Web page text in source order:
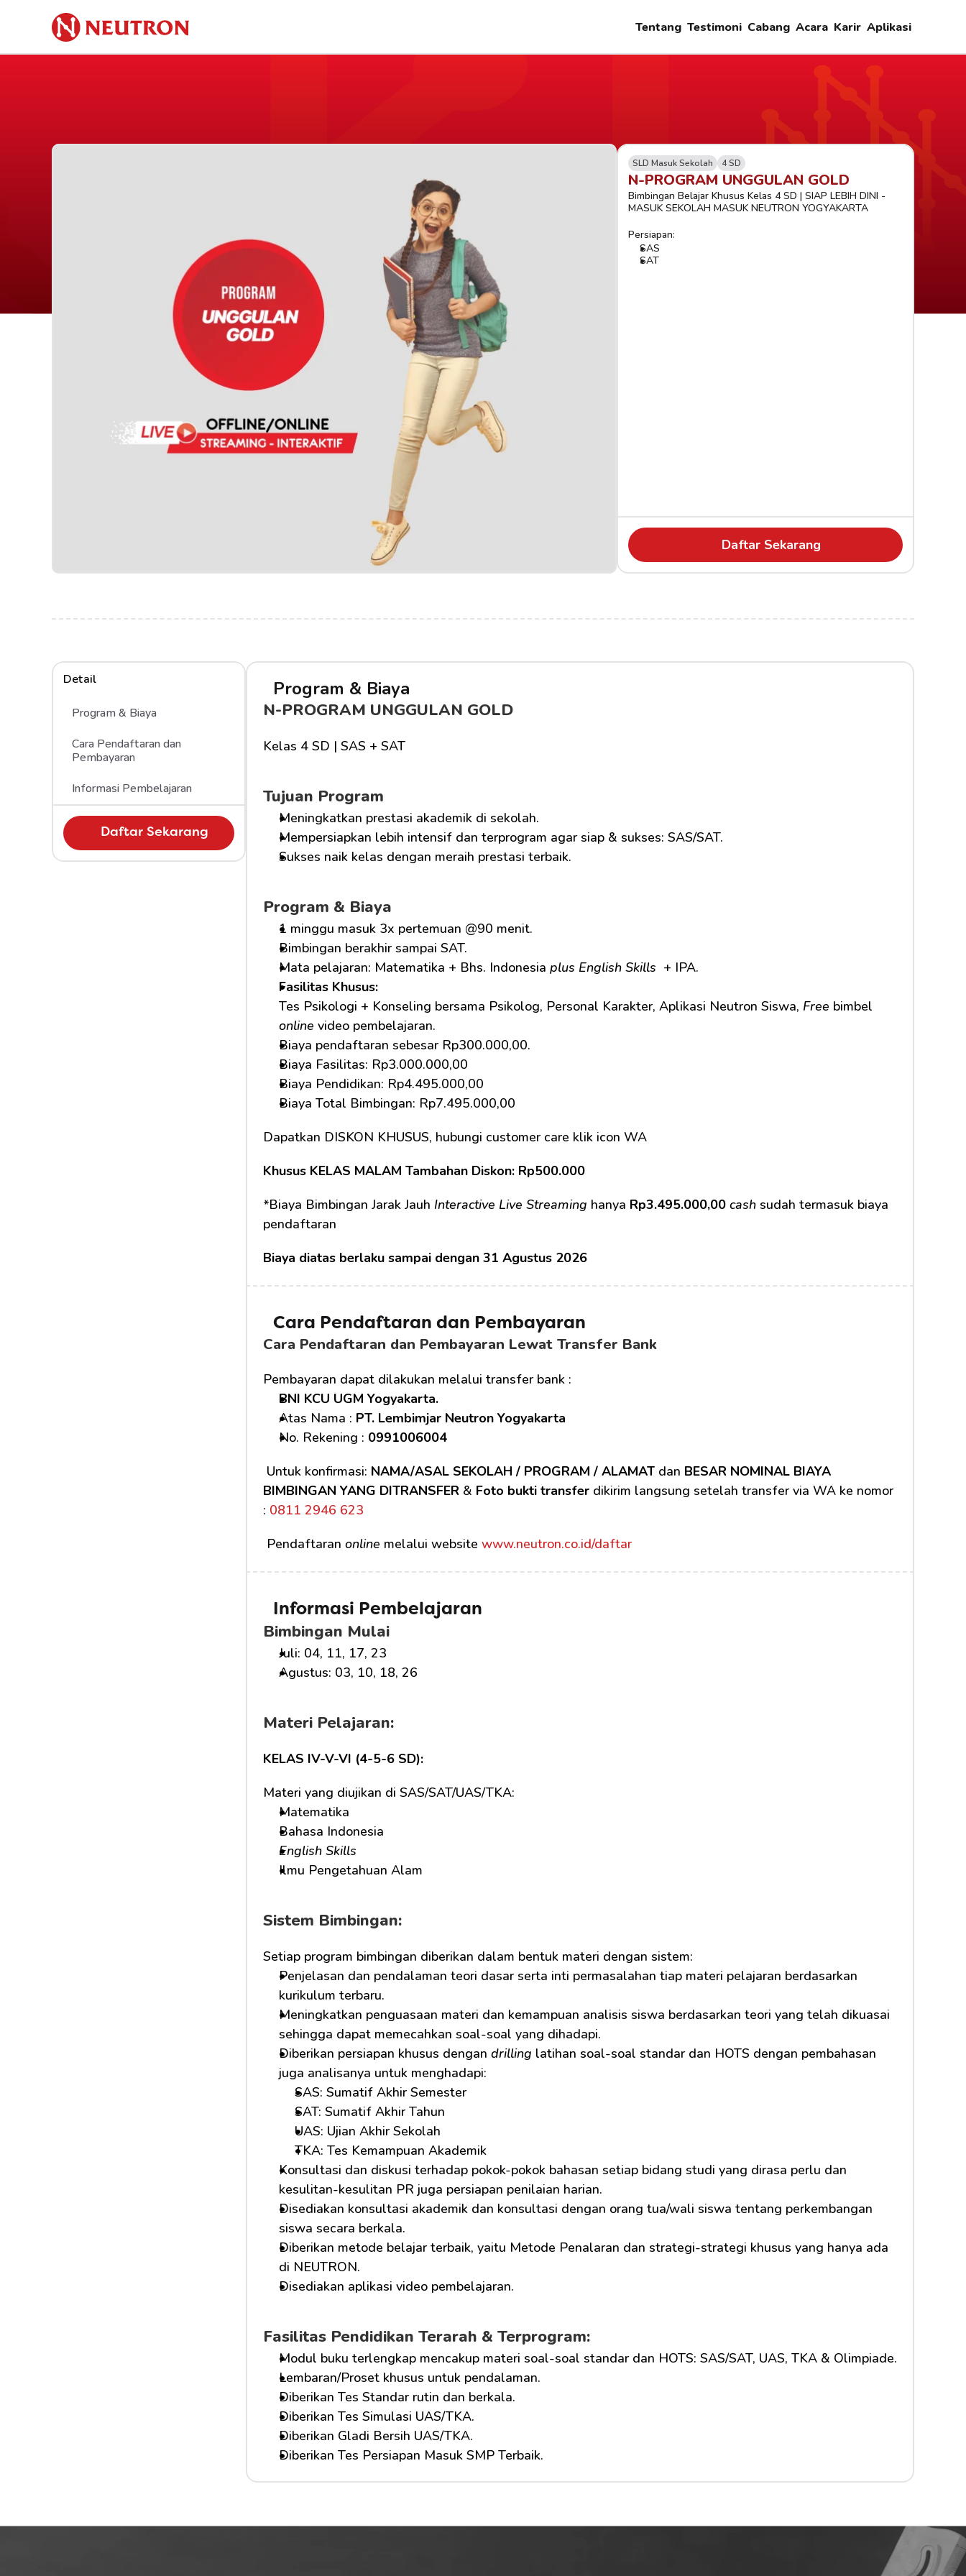
Tentang Testimoni Cabang Acara Karir Aplikasi
SLD Masuk Sekolah 4 SD
N-PROGRAM UNGGULAN GOLD
Bimbingan Belajar Khusus Kelas 4 SD | SIAP LEBIH DINI -
MASUK SEKOLAH MASUK NEUTRON YOGYAKARTA
Persiapan:
SAS
SAT
Daftar Sekarang
Detail
Program & Biaya
Cara Pendaftaran dan
Pembayaran
Informasi Pembelajaran
Daftar Sekarang
Program & Biaya
N-PROGRAM UNGGULAN GOLD
Kelas 4 SD | SAS + SAT
Tujuan Program
Meningkatkan prestasi akademik di sekolah.
Mempersiapkan lebih intensif dan terprogram agar siap & sukses: SAS/SAT.
Sukses naik kelas dengan meraih prestasi terbaik.
Program & Biaya
1 minggu masuk 3x pertemuan @90 menit.
Bimbingan berakhir sampai SAT.
Mata pelajaran: Matematika + Bhs. Indonesia plus English Skills + IPA.
Fasilitas Khusus:
Tes Psikologi + Konseling bersama Psikolog, Personal Karakter, Aplikasi Neutron Siswa, Free
online video pembelajaran.
Biaya pendaftaran sebesar Rp300.000,00.
Biaya Fasilitas: Rp3.000.000,00
Biaya Pendidikan: Rp4.495.000,00
Biaya Total Bimbingan: Rp7.495.000,00
Dapatkan DISKON KHUSUS, hubungi customer care klik icon WA
Khusus KELAS MALAM Tambahan Diskon: Rp500.000
*Biaya Bimbingan Jarak Jauh Interactive Live Streaming hanya Rp3.495.000,00 cash sudah termasuk biaya
pendaftaran
Biaya diatas berlaku sampai dengan 31 Agustus 2026
Cara Pendaftaran dan Pembayaran
Cara Pendaftaran dan Pembayaran Lewat Transfer Bank
Pembayaran dapat dilakukan melalui transfer bank :
BNI KCU UGM Yogyakarta.
Atas Nama : PT. Lembimjar Neutron Yogyakarta
No. Rekening : 0991006004
Untuk konfirmasi: NAMA/ASAL SEKOLAH / PROGRAM / ALAMAT dan BESAR NOMINAL BIAYA
BIMBINGAN YANG DITRANSFER & Foto bukti transfer dikirim langsung setelah transfer via WA ke nomor
: 0811 2946 623
Pendaftaran online melalui website www.neutron.co.id/daftar
Informasi Pembelajaran
Bimbingan Mulai
Juli: 04, 11, 17, 23
Agustus: 03, 10, 18, 26
Materi Pelajaran:
KELAS IV-V-VI (4-5-6 SD):
Materi yang diujikan di SAS/SAT/UAS/TKA:
Matematika
Bahasa Indonesia
English Skills
Ilmu Pengetahuan Alam
Sistem Bimbingan:
Setiap program bimbingan diberikan dalam bentuk materi dengan sistem:
Penjelasan dan pendalaman teori dasar serta inti permasalahan tiap materi pelajaran berdasarkan
kurikulum terbaru.
Meningkatkan penguasaan materi dan kemampuan analisis siswa berdasarkan teori yang telah dikuasai
sehingga dapat memecahkan soal-soal yang dihadapi.
Diberikan persiapan khusus dengan drilling latihan soal-soal standar dan HOTS dengan pembahasan
juga analisanya untuk menghadapi:
SAS: Sumatif Akhir Semester
SAT: Sumatif Akhir Tahun
UAS: Ujian Akhir Sekolah
TKA: Tes Kemampuan Akademik
Konsultasi dan diskusi terhadap pokok-pokok bahasan setiap bidang studi yang dirasa perlu dan
kesulitan-kesulitan PR juga persiapan penilaian harian.
Disediakan konsultasi akademik dan konsultasi dengan orang tua/wali siswa tentang perkembangan
siswa secara berkala.
Diberikan metode belajar terbaik, yaitu Metode Penalaran dan strategi-strategi khusus yang hanya ada
di NEUTRON.
Disediakan aplikasi video pembelajaran.
Fasilitas Pendidikan Terarah & Terprogram:
Modul buku terlengkap mencakup materi soal-soal standar dan HOTS: SAS/SAT, UAS, TKA & Olimpiade.
Lembaran/Proset khusus untuk pendalaman.
Diberikan Tes Standar rutin dan berkala.
Diberikan Tes Simulasi UAS/TKA.
Diberikan Gladi Bersih UAS/TKA.
Diberikan Tes Persiapan Masuk SMP Terbaik.